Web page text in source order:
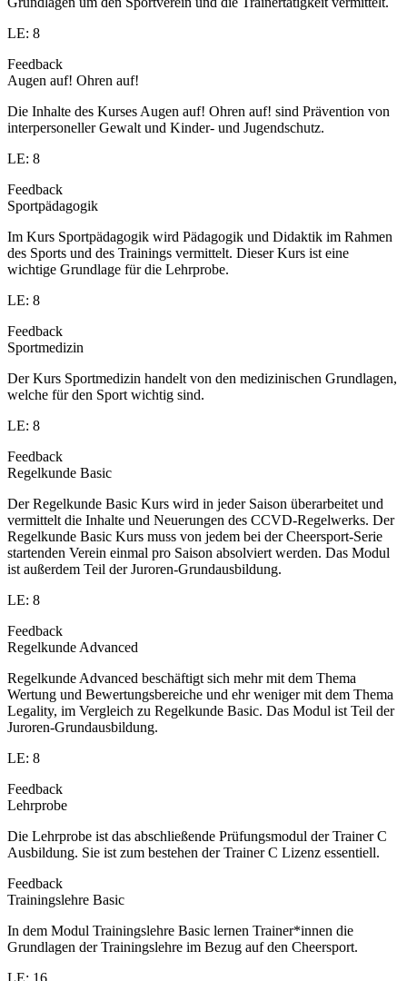
LE: 8
Feedback
Augen auf! Ohren auf!
Die Inhalte des Kurses Augen auf! Ohren auf! sind Prävention von
interpersoneller Gewalt und Kinder- und Jugendschutz.
LE: 8
Feedback
Sportpädagogik
Im Kurs Sportpädagogik wird Pädagogik und Didaktik im Rahmen
des Sports und des Trainings vermittelt. Dieser Kurs ist eine
wichtige Grundlage für die Lehrprobe.
LE: 8
Feedback
Sportmedizin
Der Kurs Sportmedizin handelt von den medizinischen Grundlagen,
welche für den Sport wichtig sind.
LE: 8
Feedback
Regelkunde Basic
Der Regelkunde Basic Kurs wird in jeder Saison überarbeitet und
vermittelt die Inhalte und Neuerungen des CCVD-Regelwerks. Der
Regelkunde Basic Kurs muss von jedem bei der Cheersport-Serie
startenden Verein einmal pro Saison absolviert werden. Das Modul
ist außerdem Teil der Juroren-Grundausbildung.
LE: 8
Feedback
Regelkunde Advanced
Regelkunde Advanced beschäftigt sich mehr mit dem Thema
Wertung und Bewertungsbereiche und ehr weniger mit dem Thema
Legality, im Vergleich zu Regelkunde Basic. Das Modul ist Teil der
Juroren-Grundausbildung.
LE: 8
Feedback
Lehrprobe
Die Lehrprobe ist das abschließende Prüfungsmodul der Trainer C
Ausbildung. Sie ist zum bestehen der Trainer C Lizenz essentiell.
Feedback
Trainingslehre Basic
In dem Modul Trainingslehre Basic lernen Trainer*innen die
Grundlagen der Trainingslehre im Bezug auf den Cheersport.
LE: 16